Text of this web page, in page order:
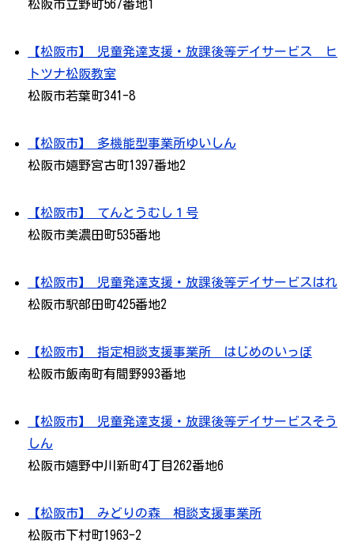
松阪市立野町567番地1
【松阪市】 児童発達支援・放課後等デイサービス ヒ
トツナ松阪教室
松阪市若葉町341-8
【松阪市】 多機能型事業所ゆいしん
松阪市嬉野宮古町1397番地2
【松阪市】 てんとうむし１号
松阪市美濃田町535番地
【松阪市】 児童発達支援・放課後等デイサービスはれ
松阪市駅部田町425番地2
【松阪市】 指定相談支援事業所 はじめのいっぽ
松阪市飯南町有間野993番地
【松阪市】 児童発達支援・放課後等デイサービスそう
しん
松阪市嬉野中川新町4丁目262番地6
【松阪市】 みどりの森 相談支援事業所
松阪市下村町1963-2